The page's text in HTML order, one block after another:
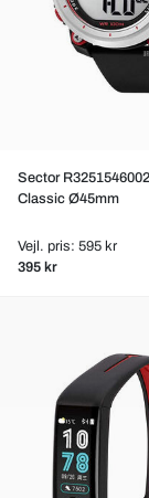
Sector R3251546002
Classic Ø45mm
Vejl. pris: 595 kr
395 kr